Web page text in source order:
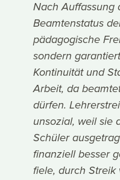
Nach Auffassung
Beamtenstatus
pädagogische
sondern
Kontinuität und
Arbeit, da
dürfen.
unsozial, weil sie
Schüler
finanziell besser
fiele, durch Streik